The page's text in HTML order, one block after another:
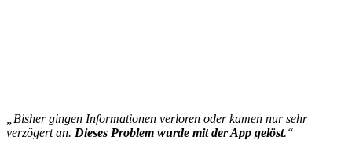
„Bisher gingen Informationen verloren oder kamen nur sehr
verzögert an. Dieses Problem wurde mit der App gelöst.“